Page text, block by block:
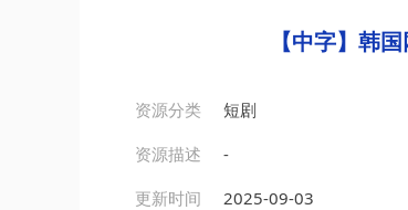
【中字】韩
资源分类
短剧
资源描述
-
更新时间
2025-09-03